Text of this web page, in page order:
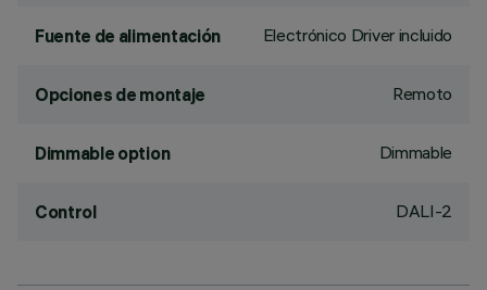
Fuente de alimentación Electrónico Driver incluido
Opciones de montaje Remoto
Dimmable option Dimmable
Control DALI-2